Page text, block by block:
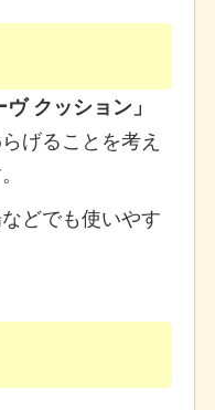
クッション」
げることを考え
どでも使いやす